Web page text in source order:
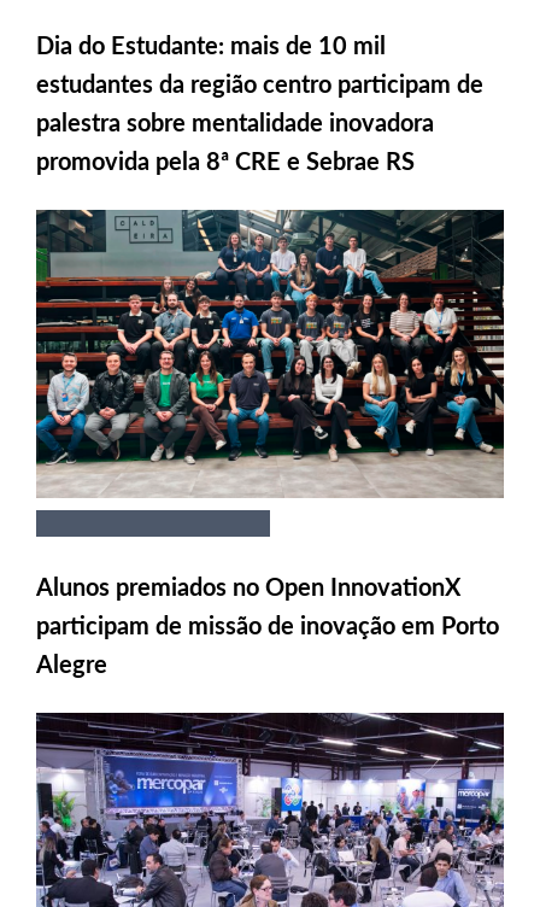
Dia do Estudante: mais de 10 mil
estudantes da região centro participam de
palestra sobre mentalidade inovadora
promovida pela 8ª CRE e Sebrae RS
Alunos premiados no Open InnovationX
participam de missão de inovação em Porto
Alegre